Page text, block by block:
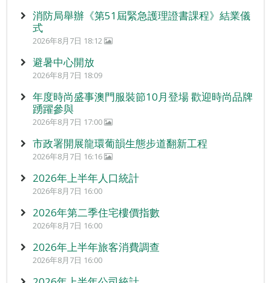
消防局舉辦《第51屆緊急護理證書課程》結業儀
式
2026年8月7日 18:12
避暑中心開放
2026年8月7日 18:09
年度時尚盛事澳門服裝節10月登場 歡迎時尚品牌
踴躍參與
2026年8月7日 17:00
市政署開展龍環葡韻生態步道翻新工程
2026年8月7日 16:16
2026年上半年人口統計
2026年8月7日 16:00
2026年第二季住宅樓價指數
2026年8月7日 16:00
2026年上半年旅客消費調查
2026年8月7日 16:00